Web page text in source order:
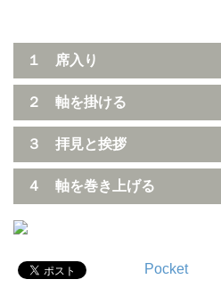
１ 席入り
２ 軸を掛ける
３ 拝見と挨拶
４ 軸を巻き上げる
Pocket